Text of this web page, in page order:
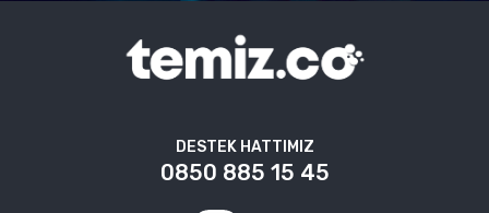
DESTEK HATTIMIZ
0850 885 15 45